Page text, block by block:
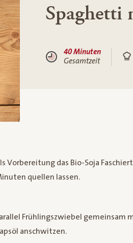
Spaghetti
40 Minuten
Gesamtzeit
Vorbereitung das Bio-Soja
quellen lassen.​
Frühlingszwiebel gemeinsam
anschwitzen.